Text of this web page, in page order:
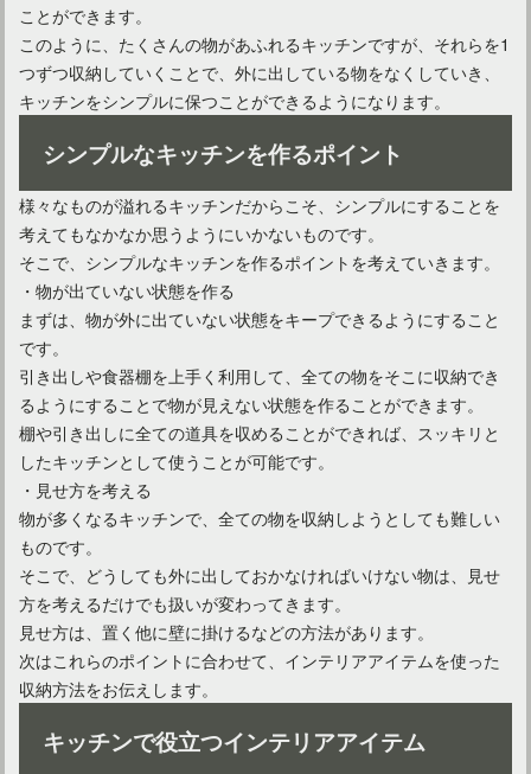
簡単DIYで「キッチンカウンター」をおしゃれにリメイク！
キッチン雑貨がおしゃれで安い！オススメのお店＆アイテム
機能性が重要なキッチン照明！おしゃれに演出する方法は？
ことができます。
このように、たくさんの物があふれるキッチンですが、それらを1
つずつ収納していくことで、外に出している物をなくしていき、
キッチンをシンプルに保つことができるようになります。
シンプルなキッチンを作るポイント
様々なものが溢れるキッチンだからこそ、シンプルにすることを
考えてもなかなか思うようにいかないものです。
そこで、シンプルなキッチンを作るポイントを考えていきます。
・物が出ていない状態を作る
まずは、物が外に出ていない状態をキープできるようにすること
です。
引き出しや食器棚を上手く利用して、全ての物をそこに収納でき
るようにすることで物が見えない状態を作ることができます。
棚や引き出しに全ての道具を収めることができれば、スッキリと
したキッチンとして使うことが可能です。
・見せ方を考える
物が多くなるキッチンで、全ての物を収納しようとしても難しい
ものです。
そこで、どうしても外に出しておかなければいけない物は、見せ
方を考えるだけでも扱いが変わってきます。
見せ方は、置く他に壁に掛けるなどの方法があります。
次はこれらのポイントに合わせて、インテリアアイテムを使った
収納方法をお伝えします。
キッチンで役立つインテリアアイテム